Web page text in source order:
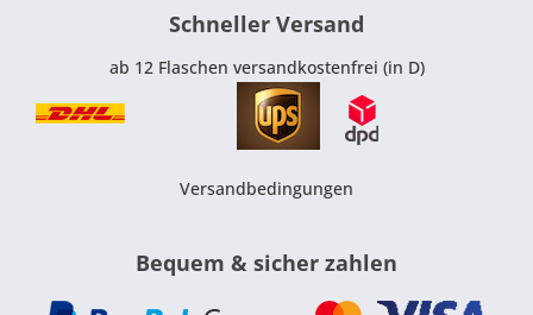
Schneller Versand
ab 12 Flaschen versandkostenfrei (in D)
Versandbedingungen
Bequem & sicher zahlen